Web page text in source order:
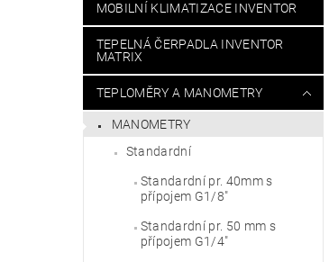
MOBILNÍ KLIMATIZACE INVENTOR
TEPELNÁ ČERPADLA INVENTOR
MATRIX
TEPLOMĚRY A MANOMETRY
MANOMETRY
Standardní
Standardní pr. 40mm s
přípojem G1/8"
Standardní pr. 50 mm s
přípojem G1/4"